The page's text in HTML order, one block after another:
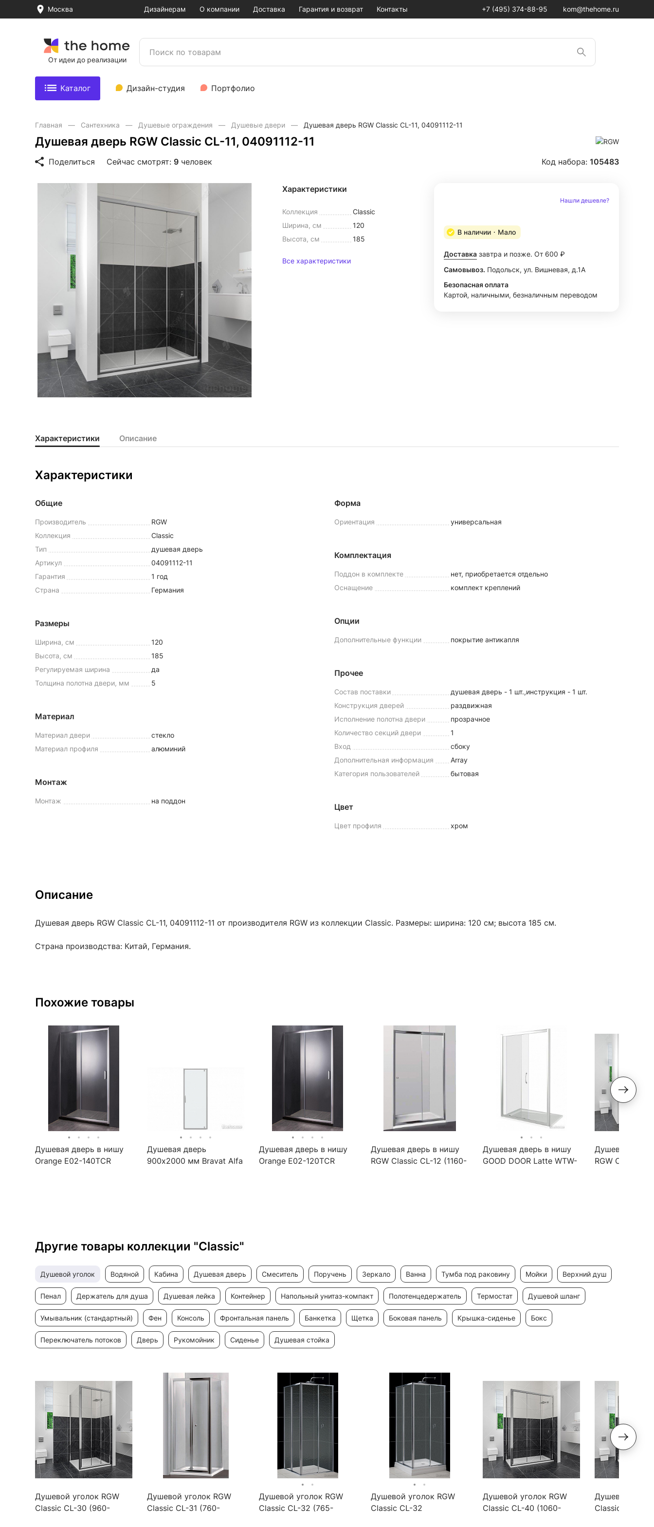
Москва Дизайнерам О компании Доставка Гарантия и возврат Контакты +7 (495) 374-88-95 kom@thehome.ru
От идеи до реализации
Каталог Дизайн-студия Портфолио
Главная Сантехника Душевые ограждения Душевые двери Душевая дверь RGW Classic CL-11, 04091112-11
Душевая дверь RGW Classic CL-11, 04091112-11
Поделиться Сейчас смотрят: 9 человек Код набора: 105483
Характеристики
Коллекция
Classic
Ширина, см
120
Высота, см
185
Все характеристики
Нашли дешевле?
В наличии Мало
Доставка завтра и позже. От 600 ₽
Самовывоз. Подольск, ул. Вишневая, д.1А
Безопасная оплата
Картой, наличными, безналичным переводом
Характеристики Описание
Характеристики
Общие
Производитель
RGW
Коллекция
Classic
Тип
душевая дверь
Артикул
04091112-11
Гарантия
1 год
Страна
Германия
Размеры
Ширина, см
120
Высота, см
185
Регулируемая ширина
да
Толщина полотна двери, мм
5
Материал
Материал двери
стекло
Материал профиля
алюминий
Монтаж
Монтаж на поддон
Форма
Ориентация универсальная
Комплектация
Поддон в комплекте
нет, приобретается отдельно
Оснащение
комплект креплений
Опции
Дополнительные функции покрытие антикапля
Прочее
Состав поставки
душевая дверь - 1 шт.,инструкция - 1 шт.
Конструкция дверей
раздвижная
Исполнение полотна двери
прозрачное
Количество секций двери
1
Вход
сбоку
Дополнительная информация
Array
Категория пользователей
бытовая
Цвет
Цвет профиля хром
Описание
Душевая дверь RGW Classic CL-11, 04091112-11 от производителя RGW из коллекции Classic. Размеры: ширина: 120 см; высота 185 см.
Страна производства: Китай, Германия.
Похожие товары
Душевая дверь в нишу
Orange E02-140TCR
Душевая дверь
900х2000 мм Bravat Alfa
Душевая дверь в нишу
Orange E02-120TCR
Душевая дверь в нишу
RGW Classic CL-12 (1160-
Душевая дверь в нишу
GOOD DOOR Latte WTW-
Душевая
RGW Classic
Другие товары коллекции "Classic"
душевой уголок водяной кабина душевая дверь смеситель поручень зеркало ванна тумба под раковину мойки верхний душ
пенал держатель для душа душевая лейка контейнер напольный унитаз-компакт полотенцедержатель термостат душевой шланг
умывальник (стандартный) фен консоль фронтальная панель банкетка щетка боковая панель крышка-сиденье бокс
переключатель потоков дверь рукомойник сиденье душевая стойка
Душевой уголок RGW
Classic CL-30 (960-
Душевой уголок RGW
Classic CL-31 (760-
Душевой уголок RGW
Classic CL-32 (765-
Душевой уголок RGW
Classic CL-32
Душевой уголок RGW
Classic CL-40 (1060-
Душевой
Classic CL-40